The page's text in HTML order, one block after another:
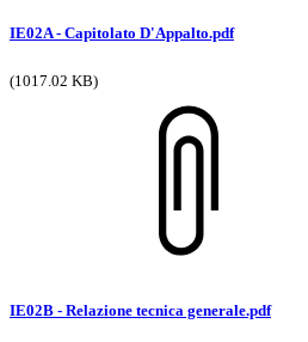
IE02A - Capitolato D'Appalto.pdf
(1017.02 KB)
IE02B - Relazione tecnica generale.pdf